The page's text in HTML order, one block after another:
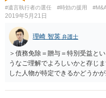
#遺言執行者の選任 #時効の援用
2019年5月21日
理崎 智英 弁護士
＞債務免除＝贈与＝特別受益と
うなご理解でよろしいかと存じ
した人物が特定できるかどうかが